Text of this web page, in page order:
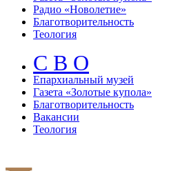
Радио «Новолетие»
Благотворительность
Теология
С В О
Епархиальный музeй
Газета «Золотые купола»
Благотворительность
Вакансии
Теология